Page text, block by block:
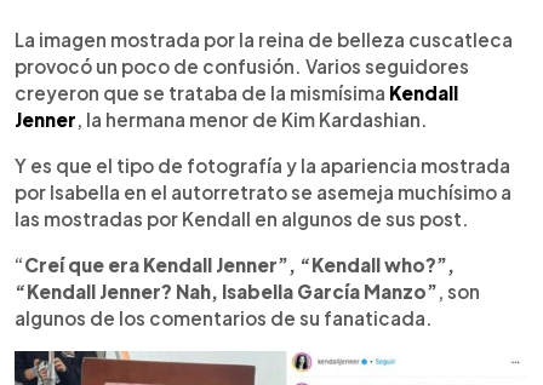
La imagen mostrada por la reina de belleza cuscatleca
provocó un poco de confusión. Varios seguidores
creyeron que se trataba de la mismísima Kendall
Jenner , la hermana menor de Kim Kardashian.
Y es que el tipo de fotografía y la apariencia mostrada
por Isabella en el autorretrato se asemeja muchísimo a
las mostradas por Kendall en algunos de sus post.
“Creí que era Kendall Jenner”, “Kendall who?”,
“Kendall Jenner? Nah, Isabella García Manzo” , son
algunos de los comentarios de su fanaticada.